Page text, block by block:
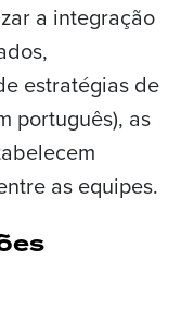
a integração
estratégias de
português), as
as equipes.